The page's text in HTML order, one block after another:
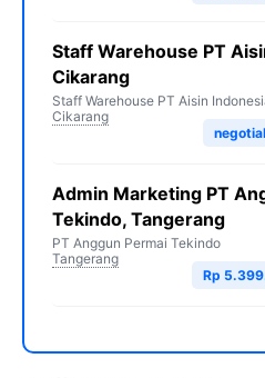
Staff Warehouse PT
Cikarang
Staff Warehouse PT Aisin
Cikarang
Admin Marketing PT
Tekindo, Tangerang
PT Anggun Permai Tekindo
Tangerang
Rp